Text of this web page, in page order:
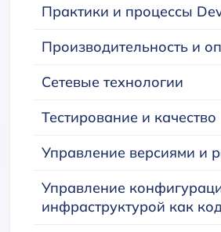
Практики и процессы
Производительность и
Сетевые технологии
Тестирование и качество
Управление версиями и
Управление
инфраструктурой как